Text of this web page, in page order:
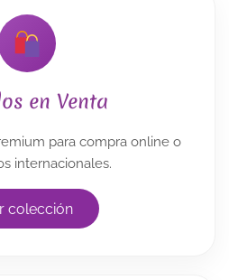
en Venta
para compra online o
internacionales.
colección